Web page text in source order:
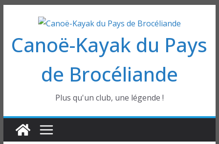
contenu
Canoë-Kayak du Pays
de Brocéliande
Plus qu'un club, une légende !